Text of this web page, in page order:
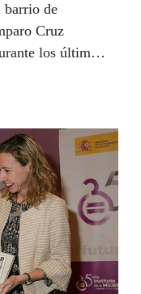
barrio de
Cruz
los últimos